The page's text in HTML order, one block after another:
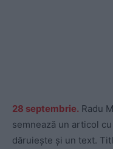
28 septembrie. Radu
semnează un articol
dăruiește și un text.